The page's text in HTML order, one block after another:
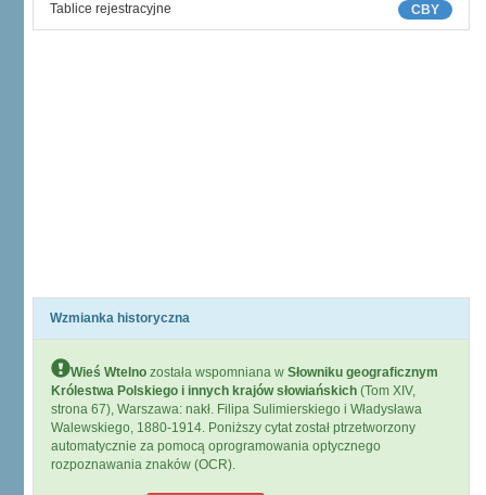
CBY
Tablice rejestracyjne
Wzmianka historyczna
Wieś Wtelno została wspomniana w Słowniku geograficznym
Królestwa Polskiego i innych krajów słowiańskich (Tom XIV,
strona 67), Warszawa: nakł. Filipa Sulimierskiego i Władysława
Walewskiego, 1880-1914. Poniższy cytat został ptrzetworzony
automatycznie za pomocą oprogramowania optycznego
rozpoznawania znaków (OCR).